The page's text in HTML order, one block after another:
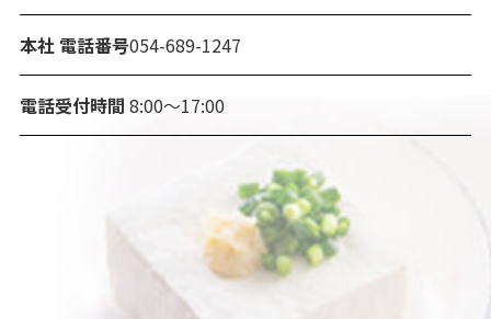
本社 電話番号054-689-1247
電話受付時間 8:00～17:00